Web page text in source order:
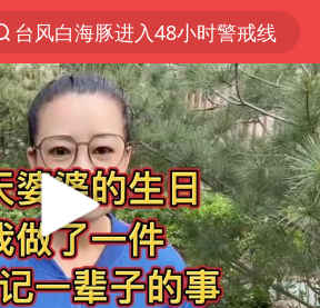
台风白海豚进入48小时警戒线
以“新”破局 首发经济点亮城市消费活力
中方回应是否在太平洋海底开采稀土
宇树科技发行价格150.80元/股
外交部发言人就广岛核爆81周年等答记者问
吉林一“温度计大楼”读数爆表
台风白海豚影响中国已成定局